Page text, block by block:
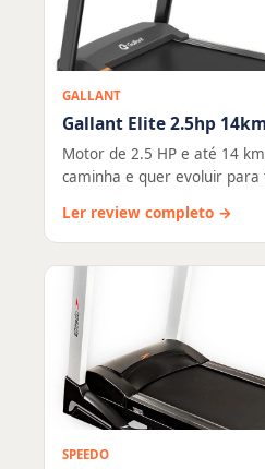
GALLANT
Gallant Elite 2.5hp
Motor de 2.5 HP e até 14
caminha e quer evoluir para
Ler review completo →
SPEEDO